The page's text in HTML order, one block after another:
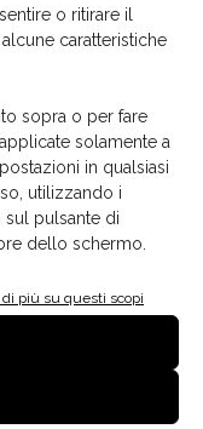
o ritirare il
caratteristiche
sopra o per fare
solamente a
in qualsiasi
utilizzando i
pulsante di
dello schermo.
di più su questi scopi